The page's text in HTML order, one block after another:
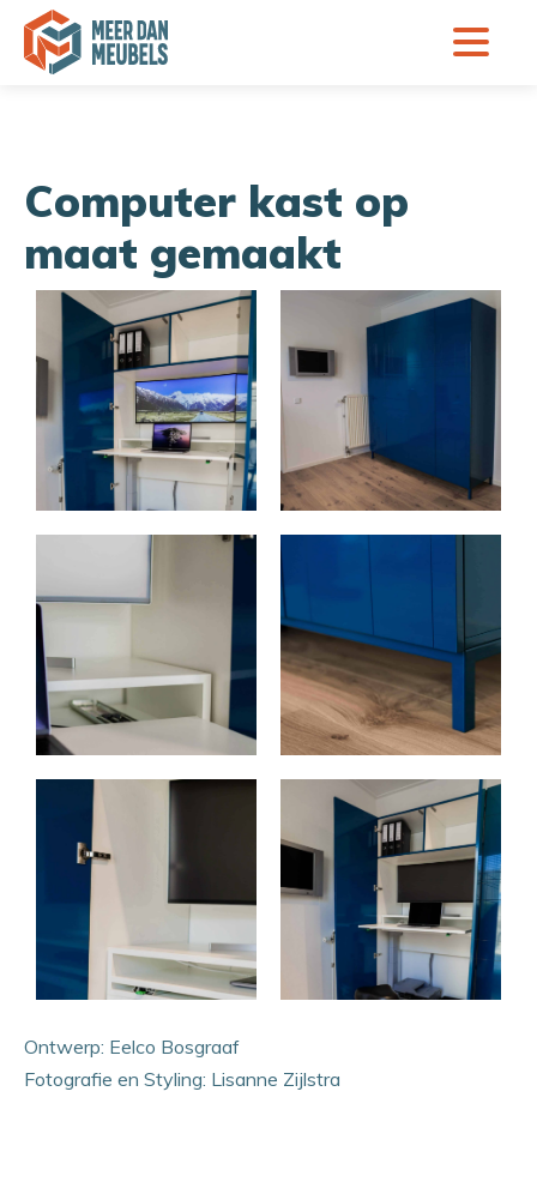
Computer kast op
maat gemaakt
Ontwerp: Eelco Bosgraaf
Fotografie en Styling: Lisanne Zijlstra